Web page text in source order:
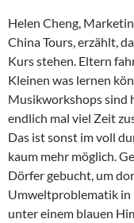
Helen Cheng,
China Tours, erzählt,
Kurs stehen. Eltern
Kleinen was lernen
Musikworkshops sind
endlich mal viel Zeit
Das ist sonst im voll
kaum mehr möglich.
Dörfer gebucht, um
Umweltproblematik in
unter einem blauen